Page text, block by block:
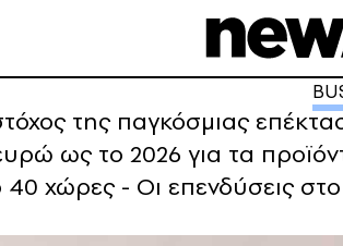
της παγκόσμιας
ως το 2026 για τα
χώρες - Οι επενδύσεις